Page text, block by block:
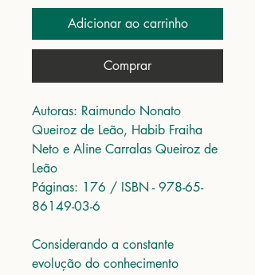
Adicionar ao carrinho
Comprar
Autoras: Raimundo Nonato
Queiroz de Leão, Habib Fraiha
Neto e Aline Carralas Queiroz de
Leão
Páginas: 176 / ISBN - 978-65-
86149-03-6
Considerando a constante
evolução do conhecimento